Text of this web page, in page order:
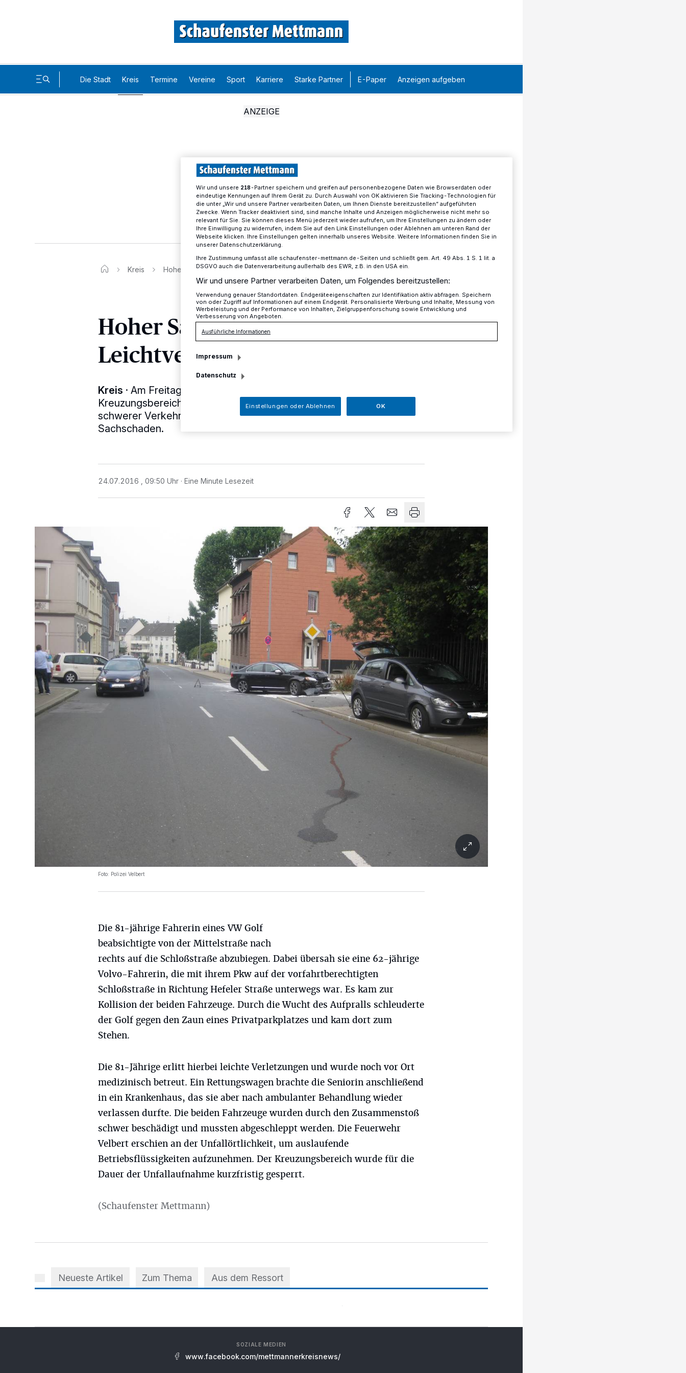
Die Stadt Kreis Termine Vereine Sport Karriere Starke Partner E-Paper Anzeigen aufgeben
Kreis Hoher Sachschaden und eine Leichtverletzte
Hoher Sachschaden und eine
Leichtverletzte
Kreis · Am Freitag gegen 9.15 Uhr ereignete sich im
Kreuzungsbereich der Mittelstraße/ Schloßstraße in Velbert ein
schwerer Verkehrsunfall mit einer Verletzten und 33.000 Euro
Sachschaden.
24.07.2016 , 09:50 Uhr Eine Minute Lesezeit
Foto: Polizei Velbert
Die 81-jährige Fahrerin eines VW Golf
beabsichtigte von der Mittelstraße nach
rechts auf die Schloßstraße abzubiegen. Dabei übersah sie eine 62-jährige
Volvo-Fahrerin, die mit ihrem Pkw auf der vorfahrtberechtigten
Schloßstraße in Richtung Hefeler Straße unterwegs war. Es kam zur
Kollision der beiden Fahrzeuge. Durch die Wucht des Aufpralls schleuderte
der Golf gegen den Zaun eines Privatparkplatzes und kam dort zum
Stehen.
Die 81-Jährige erlitt hierbei leichte Verletzungen und wurde noch vor Ort
medizinisch betreut. Ein Rettungswagen brachte die Seniorin anschließend
in ein Krankenhaus, das sie aber nach ambulanter Behandlung wieder
verlassen durfte. Die beiden Fahrzeuge wurden durch den Zusammenstoß
schwer beschädigt und mussten abgeschleppt werden. Die Feuerwehr
Velbert erschien an der Unfallörtlichkeit, um auslaufende
Betriebsflüssigkeiten aufzunehmen. Der Kreuzungsbereich wurde für die
Dauer der Unfallaufnahme kurzfristig gesperrt.
(Schaufenster Mettmann)
Neueste Artikel Zum Thema Aus dem Ressort
SOZIALE MEDIEN
www.facebook.com/mettmannerkreisnews/
Wir und unsere 218-Partner speichern und greifen auf personenbezogene Daten wie Browserdaten oder
eindeutige Kennungen auf Ihrem Gerät zu. Durch Auswahl von OK aktivieren Sie Tracking-Technologien für
die unter „Wir und unsere Partner verarbeiten Daten, um Ihnen Dienste bereitzustellen“ aufgeführten
Zwecke. Wenn Tracker deaktiviert sind, sind manche Inhalte und Anzeigen möglicherweise nicht mehr so
relevant für Sie. Sie können dieses Menü jederzeit wieder aufrufen, um Ihre Einstellungen zu ändern oder
Ihre Einwilligung zu widerrufen, indem Sie auf den Link Einstellungen oder Ablehnen am unteren Rand der
Webseite klicken. Ihre Einstellungen gelten innerhalb unseres Website. Weitere Informationen finden Sie in
unserer Datenschutzerklärung.
Ihre Zustimmung umfasst alle schaufenster-mettmann.de-Seiten und schließt gem. Art. 49 Abs. 1 S. 1 lit. a
DSGVO auch die Datenverarbeitung außerhalb des EWR, z.B. in den USA ein.
Wir und unsere Partner verarbeiten Daten, um Folgendes bereitzustellen:
Verwendung genauer Standortdaten. Endgeräteeigenschaften zur Identifikation aktiv abfragen. Speichern
von oder Zugriff auf Informationen auf einem Endgerät. Personalisierte Werbung und Inhalte, Messung von
Werbeleistung und der Performance von Inhalten, Zielgruppenforschung sowie Entwicklung und
Verbesserung von Angeboten.
Ausführliche Informationen
Impressum
Datenschutz
Einstellungen oder Ablehnen OK